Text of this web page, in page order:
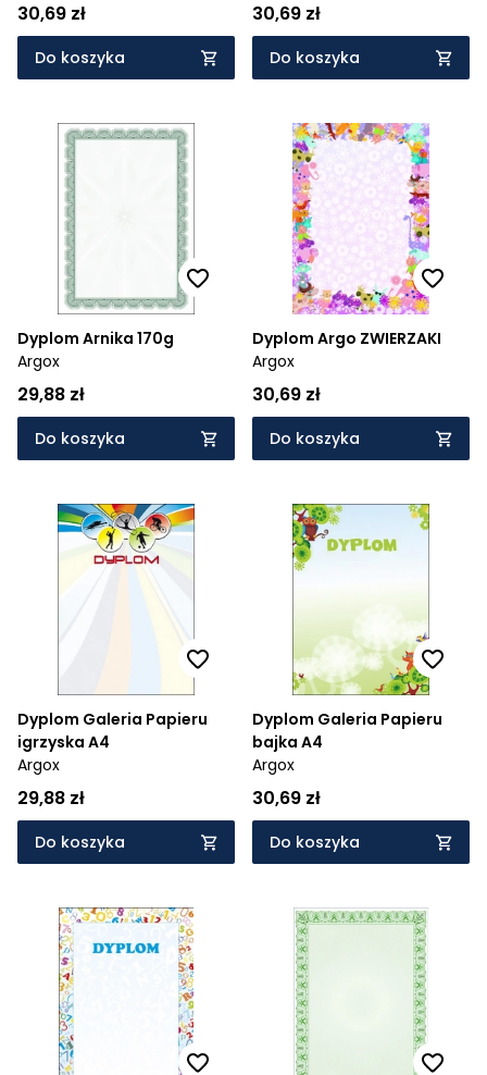
30,69 zł
Do koszyka
30,69 zł
Do koszyka
Dyplom Arnika 170g
Argox
29,88 zł
Do koszyka
Dyplom Argo ZWIERZAKI
Argox
30,69 zł
Do koszyka
Dyplom Galeria Papieru
igrzyska A4
Argox
29,88 zł
Do koszyka
Dyplom Galeria Papieru
bajka A4
Argox
30,69 zł
Do koszyka